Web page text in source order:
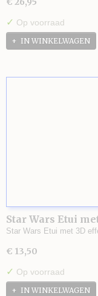
✓ Op voorraad
IN WINKELWAGEN
Star Wars Etui
Star Wars Etui met 3D
€ 13,50
✓ Op voorraad
IN WINKELWAGEN